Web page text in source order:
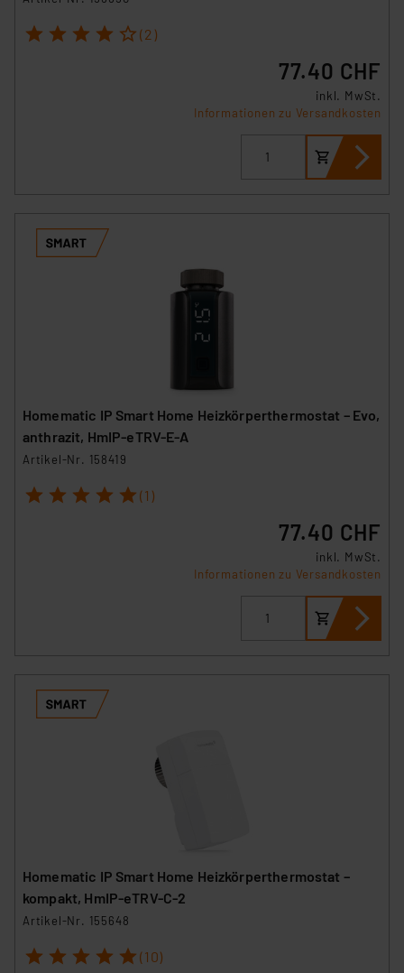
1 2 3 4 5 (2)
77.40 CHF
inkl. MwSt.
Informationen zu Versandkosten
Homematic IP Smart Home Heizkörperthermostat – Evo,
anthrazit, HmIP-eTRV-E-A
Artikel-Nr. 158419
1 2 3 4 5 (1)
77.40 CHF
inkl. MwSt.
Informationen zu Versandkosten
Homematic IP Smart Home Heizkörperthermostat –
kompakt, HmIP-eTRV-C-2
Artikel-Nr. 155648
1 2 3 4 5 (10)